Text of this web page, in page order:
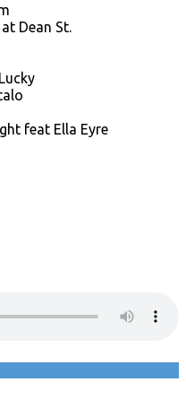
Dean St.
feat Ella Eyre